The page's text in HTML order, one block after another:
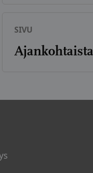
SIVU
Ajankohtaista
Artikkelien